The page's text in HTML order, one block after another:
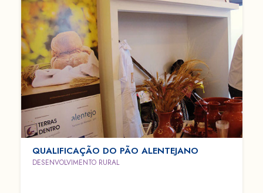
QUALIFICAÇÃO DO PÃO ALENTEJANO
DESENVOLVIMENTO RURAL